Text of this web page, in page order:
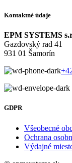
Kontaktné údaje
EPM SYSTEMS
Gazdovský rad 41
931 01 Šamorín
GDPR
Všeobecné
Ochrana
Výdajné